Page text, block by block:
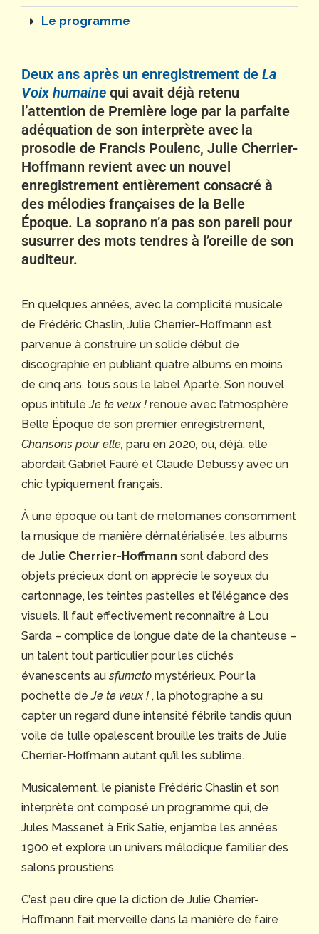
Le programme
Deux ans après un enregistrement de La
Voix humaine qui avait déjà retenu
l’attention de Première loge par la parfaite
adéquation de son interprète avec la
prosodie de Francis Poulenc, Julie Cherrier-
Hoffmann revient avec un nouvel
enregistrement entièrement consacré à
des mélodies françaises de la Belle
Époque. La soprano n’a pas son pareil pour
susurrer des mots tendres à l’oreille de son
auditeur.
En quelques années, avec la complicité musicale
de Frédéric Chaslin, Julie Cherrier-Hoffmann est
parvenue à construire un solide début de
discographie en publiant quatre albums en moins
de cinq ans, tous sous le label Aparté. Son nouvel
opus intituléJe te veux ! renoue avec l’atmosphère
Belle Époque de son premier enregistrement,
Chansons pour elle, paru en 2020, où, déjà, elle
abordait Gabriel Fauré et Claude Debussy avec un
chic typiquement français.
À une époque où tant de mélomanes consomment
la musique de manière dématérialisée, les albums
de Julie Cherrier-Hoffmann sont d’abord des
objets précieux dont on apprécie le soyeux du
cartonnage, les teintes pastelles et l’élégance des
visuels. Il faut effectivement reconnaître à Lou
Sarda – complice de longue date de la chanteuse –
un talent tout particulier pour les clichés
évanescents ausfumato mystérieux. Pour la
pochette deJe te veux ! , la photographe a su
capter un regard d’une intensité fébrile tandis qu’un
voile de tulle opalescent brouille les traits de Julie
Cherrier-Hoffmann autant qu’il les sublime.
Musicalement, le pianiste Frédéric Chaslin et son
interprète ont composé un programme qui, de
Jules Massenet à Erik Satie, enjambe les années
1900 et explore un univers mélodique familier des
salons proustiens.
C’est peu dire que la diction de Julie Cherrier-
Hoffmann fait merveille dans la manière de faire